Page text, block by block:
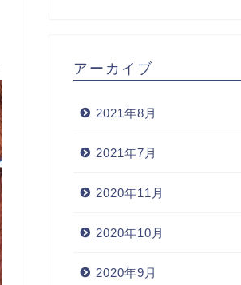
アーカイブ
2021年8月
2021年7月
2020年11月
2020年10月
2020年9月